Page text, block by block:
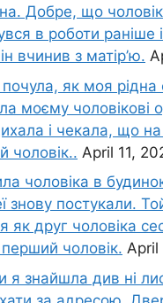
Добре, що
в роботи раніше
вчинив з матір’ю.
як моя рідна
моєму чоловікові
і чекала, що
чоловік.. April 11,
чоловіка в
знову постукали.
як друг чоловіка
чоловік. April
знайшла див ні